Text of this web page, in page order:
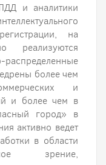
и аналитики
на
реализуются
более чем
и
и более чем в
город» в
активно ведет
в области
зрение,